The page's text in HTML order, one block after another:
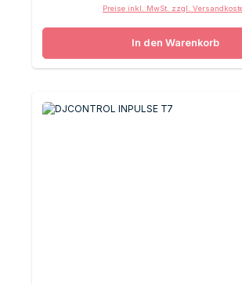
Preise inkl. MwSt. zzgl.
In den Warenkorb